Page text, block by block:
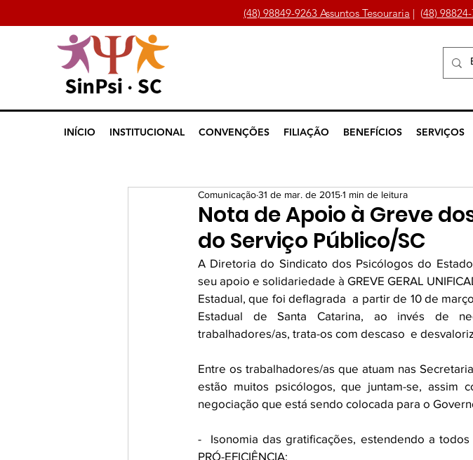
INÍCIO INSTITUCIONAL CONVENÇÕES FILIAÇÃO BENEFÍCIOS SERVIÇOS
(48) 98849-9263 Assuntos Tesouraria | (48)
Nota de Apoio à Greve
do Serviço Público/SC
Comunicação31 de mar. de 20151 min de leitura
A Diretoria do Sindicato dos Psicólogos do
seu apoio e solidariedade à GREVE GERAL
Estadual, que foi deflagrada  a partir de 10 de
Estadual de Santa Catarina, ao invés de
trabalhadores/as, trata-os com descaso  e
Entre os trabalhadores/as que atuam nas
estão muitos psicólogos, que juntam-se, assim
negociação que está sendo colocada para o
-  Isonomia das gratificações, estendendo a
PRÓ-EFICIÊNCIA;